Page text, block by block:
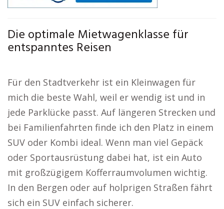
Die optimale Mietwagenklasse für
entspanntes Reisen
Für den Stadtverkehr ist ein Kleinwagen für
mich die beste Wahl, weil er wendig ist und in
jede Parklücke passt. Auf längeren Strecken und
bei Familienfahrten finde ich den Platz in einem
SUV oder Kombi ideal. Wenn man viel Gepäck
oder Sportausrüstung dabei hat, ist ein Auto
mit großzügigem Kofferraumvolumen wichtig.
In den Bergen oder auf holprigen Straßen fährt
sich ein SUV einfach sicherer.